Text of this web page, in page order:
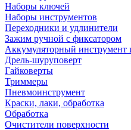
Наборы ключей
Наборы инструментов
Переходники и удлинители
Зажим ручной с фиксатором
Аккумуляторный
Дрель-шуруповерт
Гайковерты
Триммеры
Пневмоинструмент
Краски, лаки, обработка
Обработка
Очистители поверхности